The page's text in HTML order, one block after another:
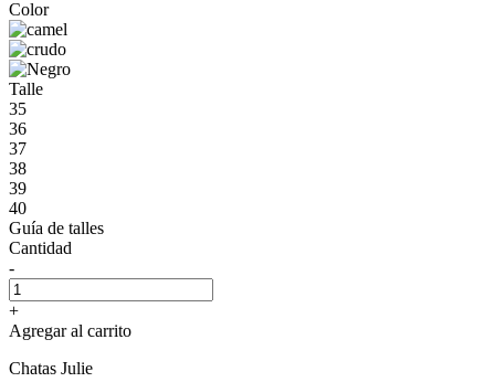
Color
Talle
35
36
37
38
39
40
Guía de talles
Cantidad
-
+
Agregar al carrito
Chatas Julie